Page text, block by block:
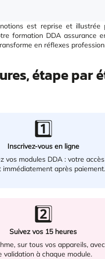
est reprise et illustrée
formation DDA assurance
en réflexes
étape par
1️⃣
Inscrivez-vous en ligne
vos modules DDA : votre
immédiatement après paiement.
2️⃣
Suivez vos 15 heures
sur tous vos appareils,
validation à chaque module.